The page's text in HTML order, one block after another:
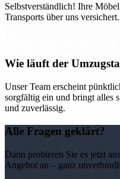
Selbstverständlich! Ihre
Transports über uns versichert.
Wie läuft der
Unser Team erscheint
sorgfältig ein und bringt alles
und zuverlässig.
Alle Fragen geklärt?
Dann probieren Sie es jetzt
Angebot an – ganz